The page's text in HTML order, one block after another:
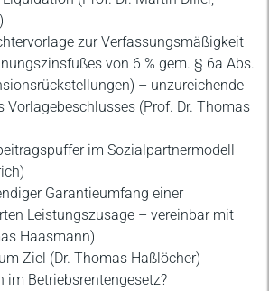
zur Verfassungsmäßigkeit
von 6 % gem. § 6a Abs.
– unzureichende
Vorlagebeschlusses (Prof. Dr. Thomas
im Sozialpartnermodell
Garantieumfang einer
Leistungszusage – vereinbar mit
Haasmann)
Ziel (Dr. Thomas Haßlöcher)
im Betriebsrentengesetz?